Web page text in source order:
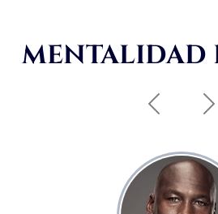
MENTALIDAD
Anterior